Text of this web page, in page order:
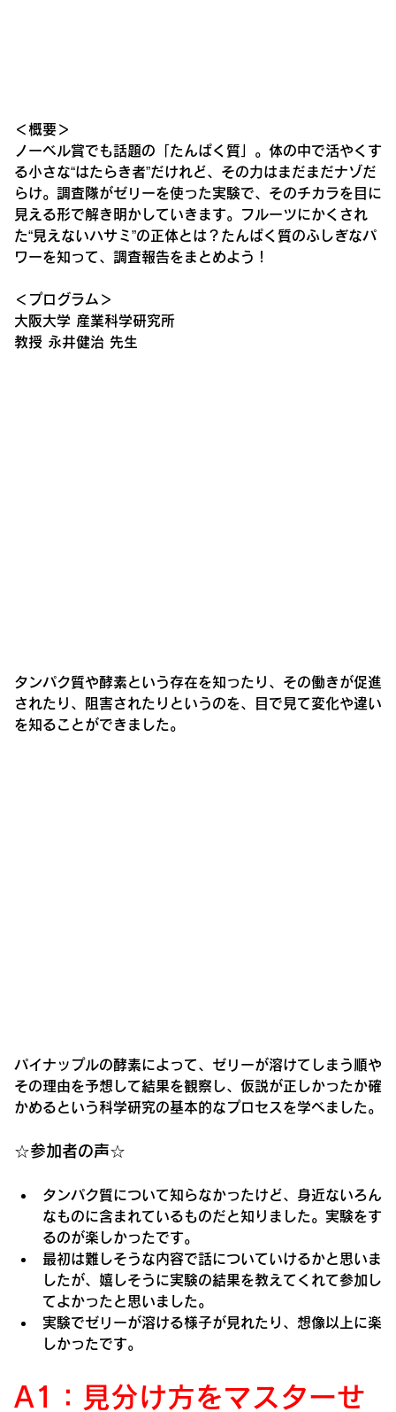
＜概要＞
ノーベル賞でも話題の「たんぱく質」。体の中で活やくす
る小さな“はたらき者”だけれど、その力はまだまだナゾだ
らけ。調査隊がゼリーを使った実験で、そのチカラを目に
見える形で解き明かしていきます。フルーツにかくされ
た“見えないハサミ”の正体とは？たんぱく質のふしぎなパ
ワーを知って、調査報告をまとめよう！
＜プログラム＞
大阪大学 産業科学研究所
教授 永井健治 先生
タンパク質や酵素という存在を知ったり、その働きが促進
されたり、阻害されたりというのを、目で見て変化や違い
を知ることができました。
パイナップルの酵素によって、ゼリーが溶けてしまう順や
その理由を予想して結果を観察し、仮説が正しかったか確
かめるという科学研究の基本的なプロセスを学べました。
☆参加者の声☆
タンパク質について知らなかったけど、身近ないろん
なものに含まれているものだと知りました。実験をす
るのが楽しかったです。
最初は難しそうな内容で話についていけるかと思いま
したが、嬉しそうに実験の結果を教えてくれて参加し
てよかったと思いました。
実験でゼリーが溶ける様子が見れたり、想像以上に楽
しかったです。
A1 ： 見分け方をマスターせ